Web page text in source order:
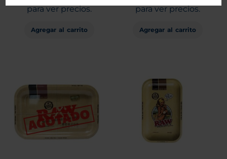
para ver precios.
Agregar al carrito
para ver precios.
Agregar al carrito